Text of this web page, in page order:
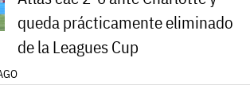
queda prácticamente eliminado
de la Leagues Cup